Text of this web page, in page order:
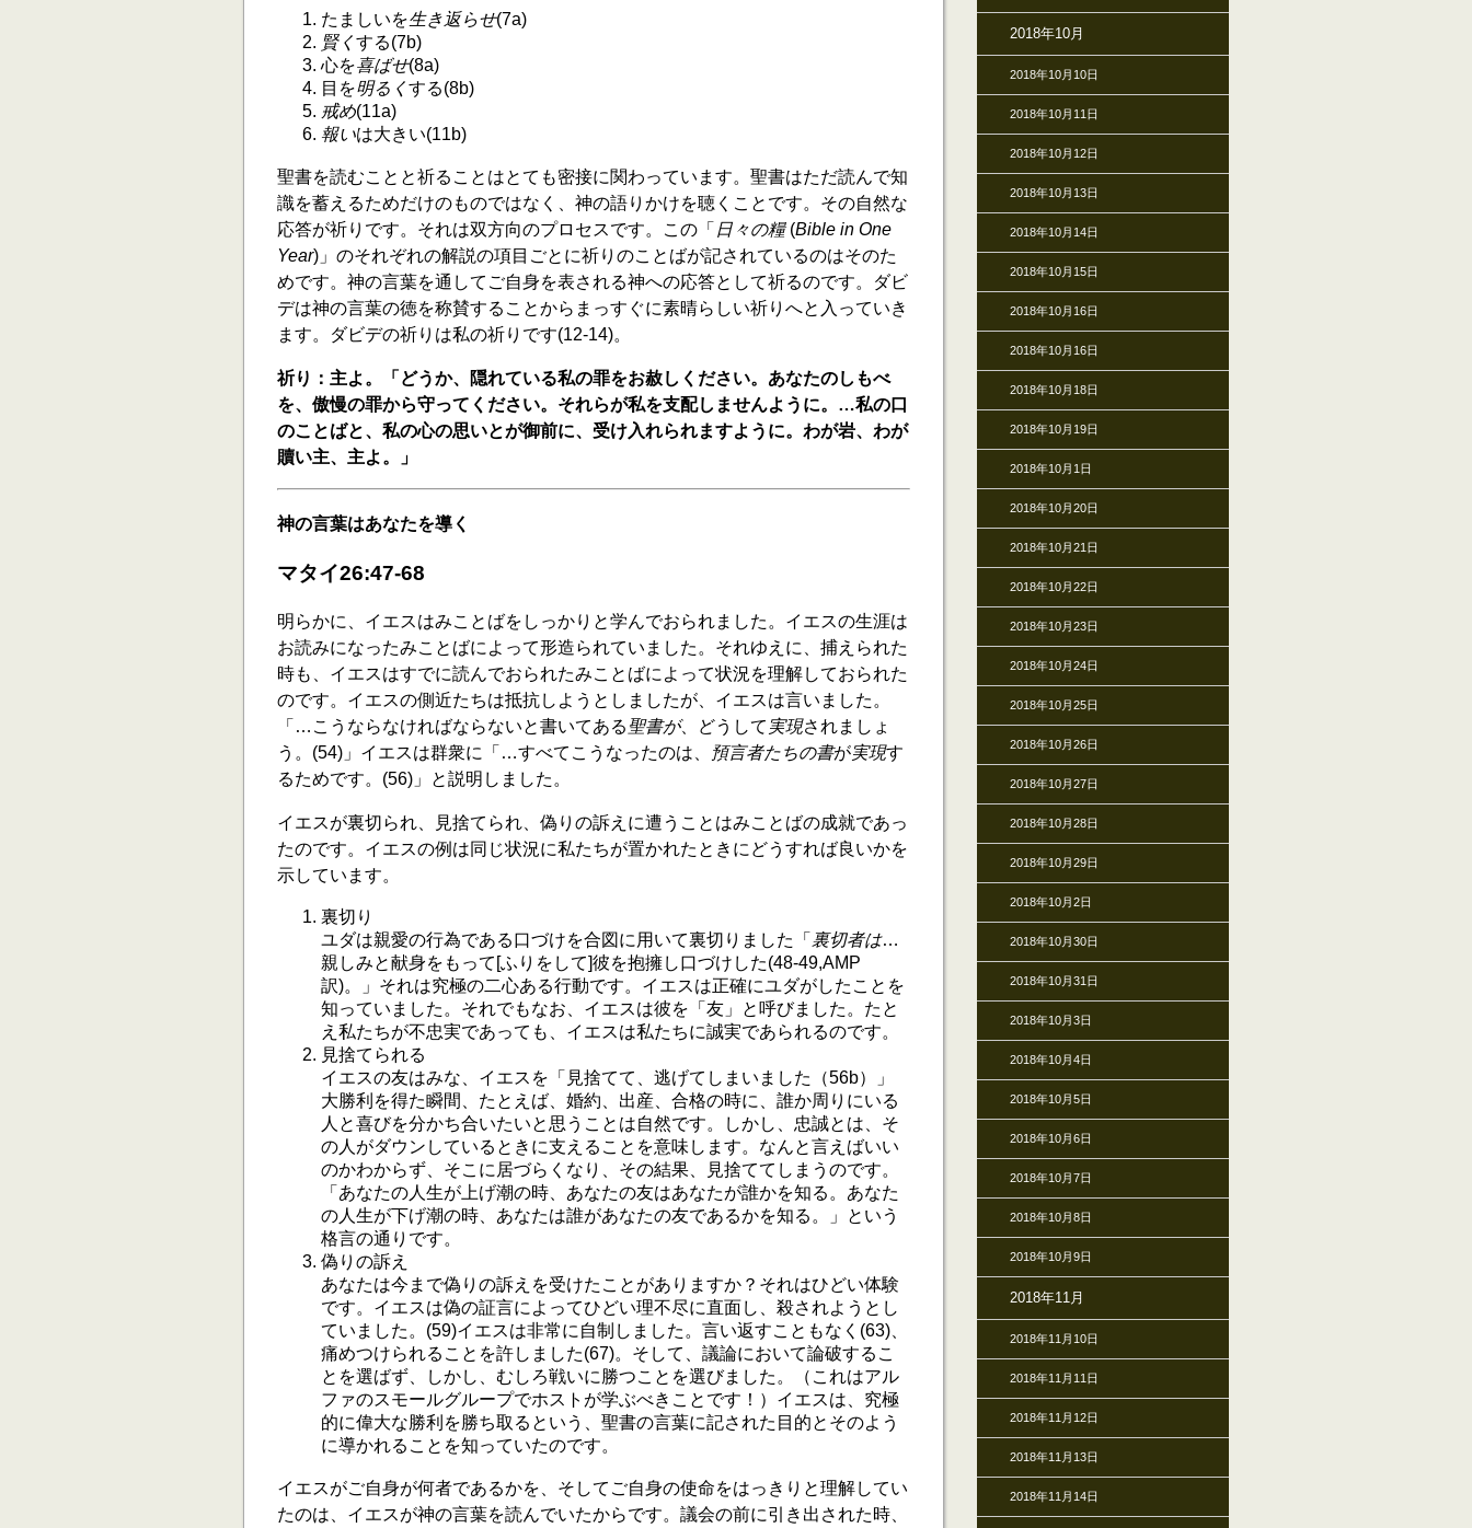
たましいを生き返らせ(7a)
賢くする(7b)
心を喜ばせ(8a)
目を明るくする(8b)
戒め(11a)
報いは大きい(11b)
聖書を読むことと祈ることはとても密接に関わっています。聖書はただ読んで知
識を蓄えるためだけのものではなく、神の語りかけを聴くことです。その自然な
応答が祈りです。それは双方向のプロセスです。この「 日々の糧(Bible in One
Year)」のそれぞれの解説の項目ごとに祈りのことばが記されているのはそのた
めです。神の言葉を通してご自身を表される神への応答として祈るのです。ダビ
デは神の言葉の徳を称賛することからまっすぐに素晴らしい祈りへと入っていき
ます。ダビデの祈りは私の祈りです(12-14)。
祈り：主よ。「どうか、隠れている私の罪をお赦しください。あなたのしもべ
を、傲慢の罪から守ってください。それらが私を支配しませんように。…私の口
のことばと、私の心の思いとが御前に、受け入れられますように。わが岩、わが
贖い主、主よ。」
神の言葉はあなたを導く
マタイ26:47-68
明らかに、イエスはみことばをしっかりと学んでおられました。イエスの生涯は
お読みになったみことばによって形造られていました。それゆえに、捕えられた
時も、イエスはすでに読んでおられたみことばによって状況を理解しておられた
のです。イエスの側近たちは抵抗しようとしましたが、イエスは言いました。
「…こうならなければならないと書いてある 聖書が、どうして 実現されましょ
う。(54)」イエスは群衆に「…すべてこうなったのは、
預言者たちの書が実現す
るためです。(56)」と説明しました。
イエスが裏切られ、見捨てられ、偽りの訴えに遭うことはみことばの成就であっ
たのです。イエスの例は同じ状況に私たちが置かれたときにどうすれば良いかを
示しています。
裏切り
ユダは親愛の行為である口づけを合図に用いて裏切りました「 裏切者は…
親しみと献身をもって[ふりをして]彼を抱擁し口づけした(48-49,AMP
訳)。」それは究極の二心ある行動です。イエスは正確にユダがしたことを
知っていました。それでもなお、イエスは彼を「友」と呼びました。たと
え私たちが不忠実であっても、イエスは私たちに誠実であられるのです。
見捨てられる
イエスの友はみな、イエスを「見捨てて、逃げてしまいました（56b）」
大勝利を得た瞬間、たとえば、婚約、出産、合格の時に、誰か周りにいる
人と喜びを分かち合いたいと思うことは自然です。しかし、忠誠とは、そ
の人がダウンしているときに支えることを意味します。なんと言えばいい
のかわからず、そこに居づらくなり、その結果、見捨ててしまうのです。
「あなたの人生が上げ潮の時、あなたの友はあなたが誰かを知る。あなた
の人生が下げ潮の時、あなたは誰があなたの友であるかを知る。」という
格言の通りです。
偽りの訴え
あなたは今まで偽りの訴えを受けたことがありますか？それはひどい体験
です。イエスは偽の証言によってひどい理不尽に直面し、殺されようとし
ていました。(59)イエスは非常に自制しました。言い返すこともなく(63)、
痛めつけられることを許しました(67)。そして、議論において論破するこ
とを選ばず、しかし、むしろ戦いに勝つことを選びました。（これはアル
ファのスモールグループでホストが学ぶべきことです！）イエスは、究極
的に偉大な勝利を勝ち取るという、聖書の言葉に記された目的とそのよう
に導かれることを知っていたのです。
イエスがご自身が何者であるかを、そしてご自身の使命をはっきりと理解してい
たのは、イエスが神の言葉を読んでいたからです。議会の前に引き出された時、
2018年10月
2018年10月10日
2018年10月11日
2018年10月12日
2018年10月13日
2018年10月14日
2018年10月15日
2018年10月16日
2018年10月16日
2018年10月18日
2018年10月19日
2018年10月1日
2018年10月20日
2018年10月21日
2018年10月22日
2018年10月23日
2018年10月24日
2018年10月25日
2018年10月26日
2018年10月27日
2018年10月28日
2018年10月29日
2018年10月2日
2018年10月30日
2018年10月31日
2018年10月3日
2018年10月4日
2018年10月5日
2018年10月6日
2018年10月7日
2018年10月8日
2018年10月9日
2018年11月
2018年11月10日
2018年11月11日
2018年11月12日
2018年11月13日
2018年11月14日